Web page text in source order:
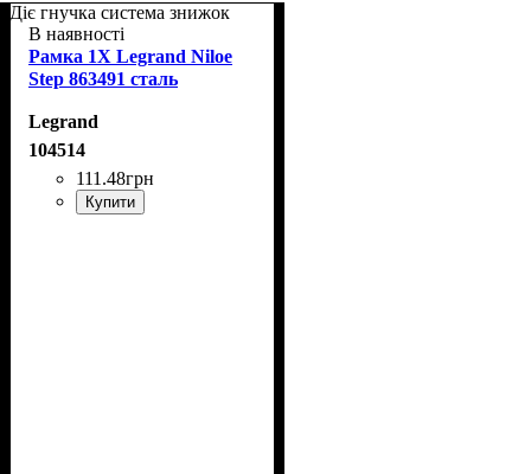
Діє гнучка система знижок
В наявності
Рамка 1Х Legrand Niloe
Step 863491 сталь
Legrand
104514
111 .48грн
Купити